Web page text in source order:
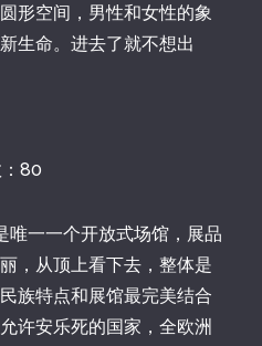
形空间，男性和女性的象
生命。进去了就不想出
80
唯一一个开放式场馆，展品
，从顶上看下去，整体是
族特点和展馆最完美结合
许安乐死的国家，全欧洲